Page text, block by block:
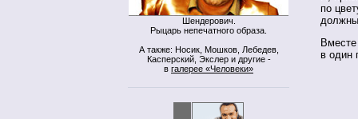
Шендерович.
Рыцарь непечатного образа.
А также: Носик, Мошков, Лебедев,
Касперский, Экслер и другие -
в галерее «Человеки»
по
в один